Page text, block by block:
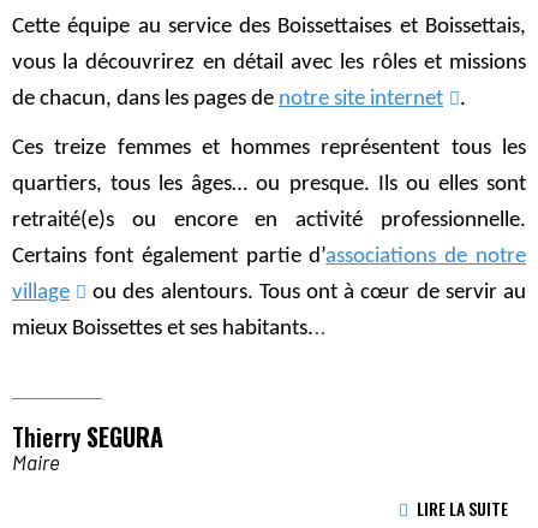
Cette équipe au service des Boissettaises et Boissettais,
vous la découvrirez en détail avec les rôles et missions
de chacun, dans les pages de notre site internet .
Ces treize femmes et hommes représentent tous les
quartiers, tous les âges… ou presque. Ils ou elles sont
retraité(e)s ou encore en activité professionnelle.
Certains font également partie d’associations de notre
village
ou des alentours. Tous ont à cœur de servir au
mieux Boissettes et ses habitants...
Thierry SEGURA
Maire
LIRE LA SUITE